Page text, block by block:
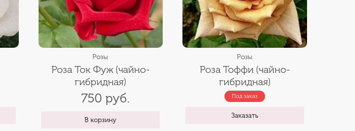
Розы
Роза Ток Фуж (чайно-
гибридная)
750 руб.
В корзину
Розы
Роза Тоффи (чайно-
гибридная)
Под заказ
Заказать